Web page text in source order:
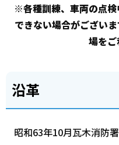
※各種訓練、車両の点
できない場合がござい
場を
沿革
昭和63年10月瓦木消防